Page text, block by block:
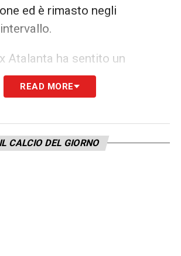
ed è rimasto negli
Atalanta ha sentito un
muscolare e per sicurezza
nella ripresa del match
READ MORE
IL CALCIO DEL GIORNO